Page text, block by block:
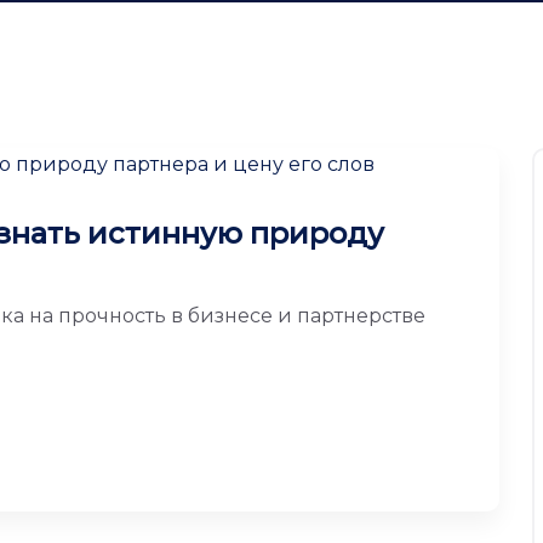
истинную природу
на прочность в бизнесе и партнерстве